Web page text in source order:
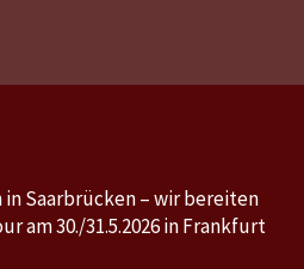
in Saarbrücken – wir bereiten
am 30./31.5.2026 in Frankfurt